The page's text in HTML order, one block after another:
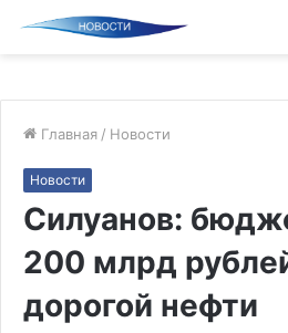
Главная / Новости
Новости
Силуанов:
200 млрд
дорогой нефти